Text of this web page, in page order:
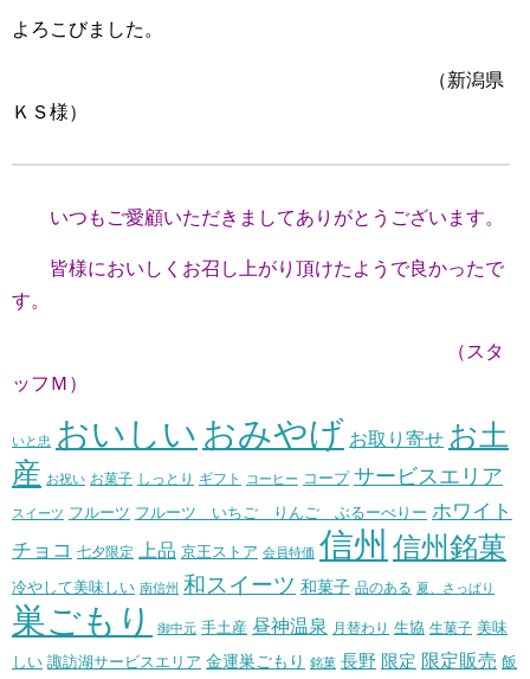
よろこびました。
（新潟県
ＫＳ様）
いつもご愛顧いただきましてありがとうございます。
皆様においしくお召し上がり頂けたようで良かったで
す。
（スタ
ッフＭ）
いと忠 おいしい おみやげ お取り寄せ お土
産 お祝い お菓子 しっとり ギフト コーヒー コープ サービスエリア
スイーツ フルーツ フルーツ いちご りんご ぶるーべりー ホワイト
チョコ 七夕限定 上品 京王ストア 会員特価 信州 信州銘菓
冷やして美味しい 南信州 和スイーツ 和菓子 品のある 夏、さっぱり
巣ごもり 御中元 手土産 昼神温泉 月替わり 生協 生菓子 美味
しい 諏訪湖サービスエリア 金運巣ごもり 銘菓 長野 限定 限定販売 飯